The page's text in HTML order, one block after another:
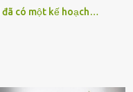
đã có một kế hoạch…